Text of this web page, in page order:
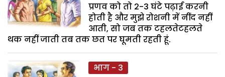
प्रणव को तो 2-3 घंटे पढ़ाई करनी
होती है और मुझे रोशनी में नींद नहीं
आती, सो जब तक टहलतेटहलते
थक नहीं जाती तब तक छत पर घूमती रहती हूं.
भाग - 3